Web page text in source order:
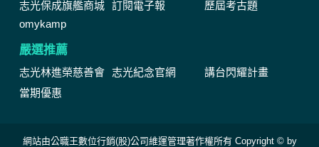
志光保成旗艦商城 訂閱電子報
歷屆考古題
omykamp
嚴選推薦
志光林進榮慈善會 志光紀念官網
講台閃耀計畫
當期優惠
網站由公職王數位行銷(股)公司維運管理著作權所有 Copyright © by